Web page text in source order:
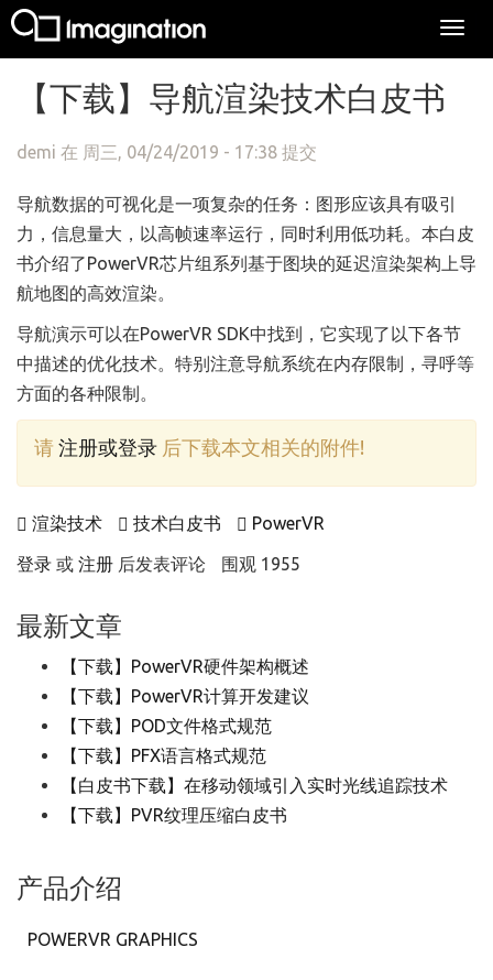
【下载】导航渲染技术白皮书
demi 在 周三, 04/24/2019 - 17:38 提交
导航数据的可视化是一项复杂的任务：图形应该具有吸引
力，信息量大，以高帧速率运行，同时利用低功耗。本白皮
书介绍了PowerVR芯片组系列基于图块的延迟渲染架构上导
航地图的高效渲染。
导航演示可以在PowerVR SDK中找到，它实现了以下各节
中描述的优化技术。特别注意导航系统在内存限制，寻呼等
方面的各种限制。
请 注册或登录 后下载本文相关的附件!
渲染技术 技术白皮书 PowerVR
登录 或 注册 后发表评论 围观 1955
最新文章
【下载】PowerVR硬件架构概述
【下载】PowerVR计算开发建议
【下载】POD文件格式规范
【下载】PFX语言格式规范
【白皮书下载】在移动领域引入实时光线追踪技术
【下载】PVR纹理压缩白皮书
产品介绍
POWERVR GRAPHICS